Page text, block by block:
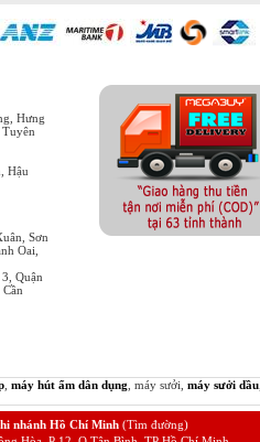
Hưng
Hậu
Sơn
Oai,
Quận
máy hút ẩm dân dụng , máy sưởi, máy sưởi dầu
nhánh Hồ Chí Minh (Tìm đường)